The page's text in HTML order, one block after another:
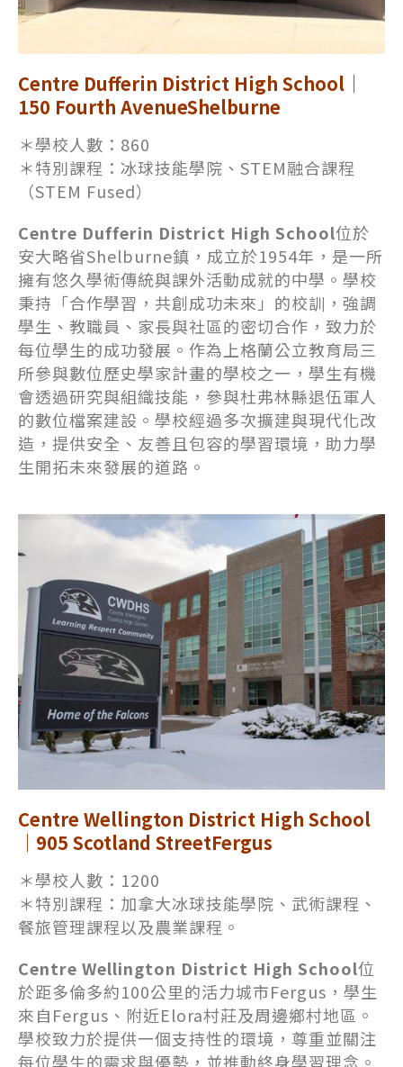
Centre Dufferin District High School｜
150 Fourth AvenueShelburne
＊學校人數：860
＊特別課程：冰球技能學院、STEM融合課程
（STEM Fused）
Centre Dufferin District High School位於
安大略省Shelburne鎮，成立於1954年，是一所
擁有悠久學術傳統與課外活動成就的中學。學校
秉持「合作學習，共創成功未來」的校訓，強調
學生、教職員、家長與社區的密切合作，致力於
每位學生的成功發展。作為上格蘭公立教育局三
所參與數位歷史學家計畫的學校之一，學生有機
會透過研究與組織技能，參與杜弗林縣退伍軍人
的數位檔案建設。學校經過多次擴建與現代化改
造，提供安全、友善且包容的學習環境，助力學
生開拓未來發展的道路。
Centre Wellington District High School
｜905 Scotland StreetFergus
＊學校人數：1200
＊特別課程：加拿大冰球技能學院、武術課程、
餐旅管理課程以及農業課程。
Centre Wellington District High School位
於距多倫多約100公里的活力城市Fergus，學生
來自Fergus、附近Elora村莊及周邊鄉村地區。
學校致力於提供一個支持性的環境，尊重並關注
每位學生的需求與優勢，並推動終身學習理念。